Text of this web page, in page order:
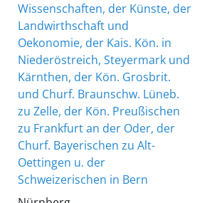
Wissenschaften, der Künste, der
Landwirthschaft und
Oekonomie, der Kais. Kön. in
Niederöstreich, Steyermark und
Kärnthen, der Kön. Grosbrit.
und Churf. Braunschw. Lüneb.
zu Zelle, der Kön. Preußischen
zu Frankfurt an der Oder, der
Churf. Bayerischen zu Alt-
Oettingen u. der
Schweizerischen in Bern